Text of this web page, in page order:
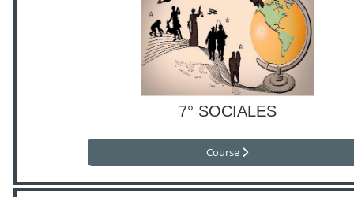
7° SOCIALES
Course